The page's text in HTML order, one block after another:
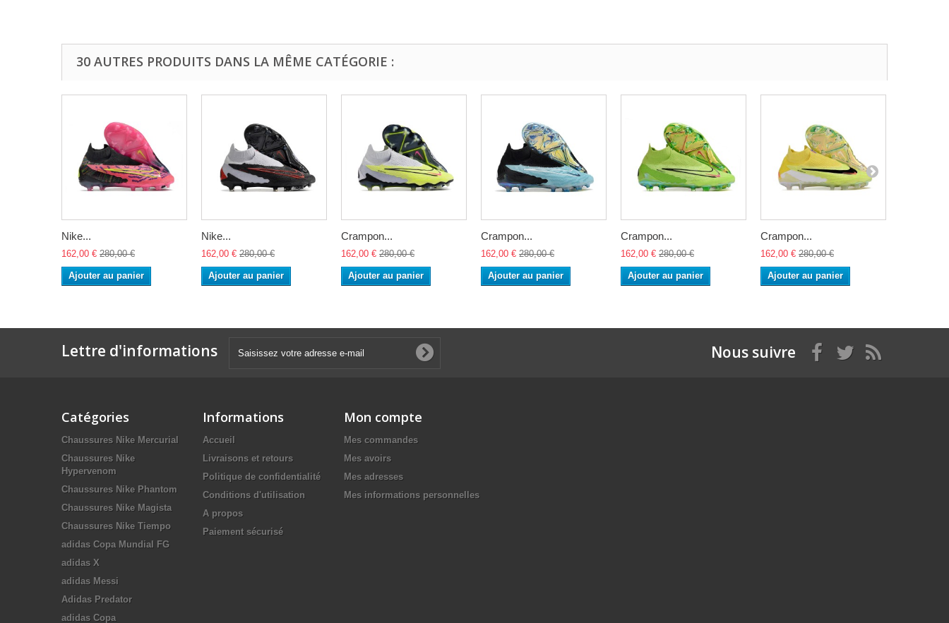
30 AUTRES PRODUITS DANS LA MÊME CATÉGORIE :
Nike...
162,00 € 280,00 €
Ajouter au panier
Nike...
162,00 € 280,00 €
Ajouter au panier
Crampon...
162,00 € 280,00 €
Ajouter au panier
Crampon...
162,00 € 280,00 €
Ajouter au panier
Crampon...
162,00 € 280,00 €
Ajouter au panier
Crampon...
162,00 € 280,00 €
Ajouter au panier
Lettre d'informations Nous suivre
Catégories
Chaussures Nike Mercurial
Chaussures Nike
Hypervenom
Chaussures Nike Phantom
Chaussures Nike Magista
Chaussures Nike Tiempo
adidas Copa Mundial FG
adidas X
adidas Messi
Adidas Predator
adidas Copa
Informations
Accueil
Livraisons et retours
Politique de confidentialité
Conditions d'utilisation
A propos
Paiement sécurisé
Mon compte
Mes commandes
Mes avoirs
Mes adresses
Mes informations personnelles